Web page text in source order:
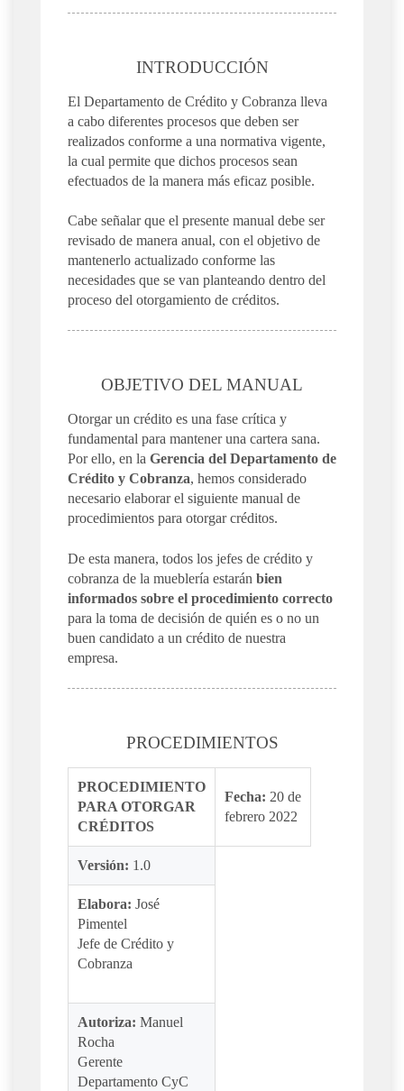
INTRODUCCIÓN
El Departamento de Crédito y Cobranza lleva
a cabo diferentes procesos que deben ser
realizados conforme a una normativa vigente,
la cual permite que dichos procesos sean
efectuados de la manera más eficaz posible.
Cabe señalar que el presente manual debe ser
revisado de manera anual, con el objetivo de
mantenerlo actualizado conforme las
necesidades que se van planteando dentro del
proceso del otorgamiento de créditos.
OBJETIVO DEL MANUAL
Otorgar un crédito es una fase crítica y
fundamental para mantener una cartera sana.
Por ello, en la Gerencia del Departamento de
Crédito y Cobranza, hemos considerado
necesario elaborar el siguiente manual de
procedimientos para otorgar créditos.
De esta manera, todos los jefes de crédito y
cobranza de la mueblería estarán bien
informados sobre el procedimiento correcto
para la toma de decisión de quién es o no un
buen candidato a un crédito de nuestra
empresa.
PROCEDIMIENTOS
PROCEDIMIENTO
PARA OTORGAR
CRÉDITOS
Fecha: 20 de
febrero 2022
Versión: 1.0
Elabora: José
Pimentel
Jefe de Crédito y
Cobranza
Autoriza: Manuel
Rocha
Gerente
Departamento CyC